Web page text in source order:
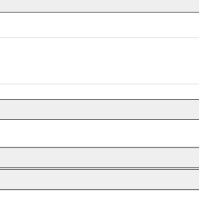
Srpen
PO ÚT ST ČT